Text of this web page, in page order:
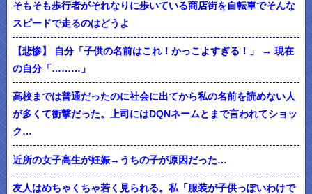
そもそも歩行者がそれなりに歩いている商店街を自転車でそんな
スピードで走るのはどうよ
【悲惨】 自分「子供の名前はこれ！かっこよすぎる！」 → 現在
の自分「………」
高校までは普通だったのに社会に出てから私の名前を読めない人
が多くて衝撃だった。上司にはDQNネームとまで言われてショッ
ク…
近所の女子高生が妊娠→うちの子が原因だった…
友人はめちゃくちゃ若く見られる。私「服装が子供っぽいわけで